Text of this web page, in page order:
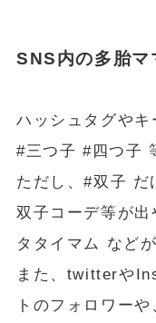
SNS内の多胎マ
ハッシュタグやキ
#三つ子 #四つ子
ただし、#双子 だ
双子コーデ等が
タタイマム など
また、twitterや
トのフォロワー